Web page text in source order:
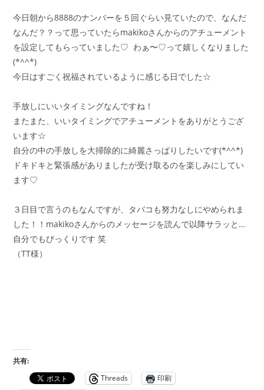
今日朝から8888のナンバーを５回ぐらい見ていたので、なんだ
なんだ？？って思っていたらmakikoさんからのアチューメント
を設定してもらっていました♡ わぁ〜♡って嬉しくなりました
(*^^*)
今日はすごく祝福されているように感じる日でした☆
手放しにいいタイミングなんですね！
またまた、いいタイミングでアチューメントをありがとうござ
います☆
自分の中の手放しを大掃除的に綺麗さっぱりしたいです(*^^*)
ドキドキと緊張感がありましたが受け取るのを楽しみにしてい
ます♡
３日目で言うのもなんですが、タバコも努力なしにやめられま
した！！makikoさんからのメッセージを読んで以降サラッと…
自分でもびっくりです 笑
（TT様）
共有:
Threads
印刷